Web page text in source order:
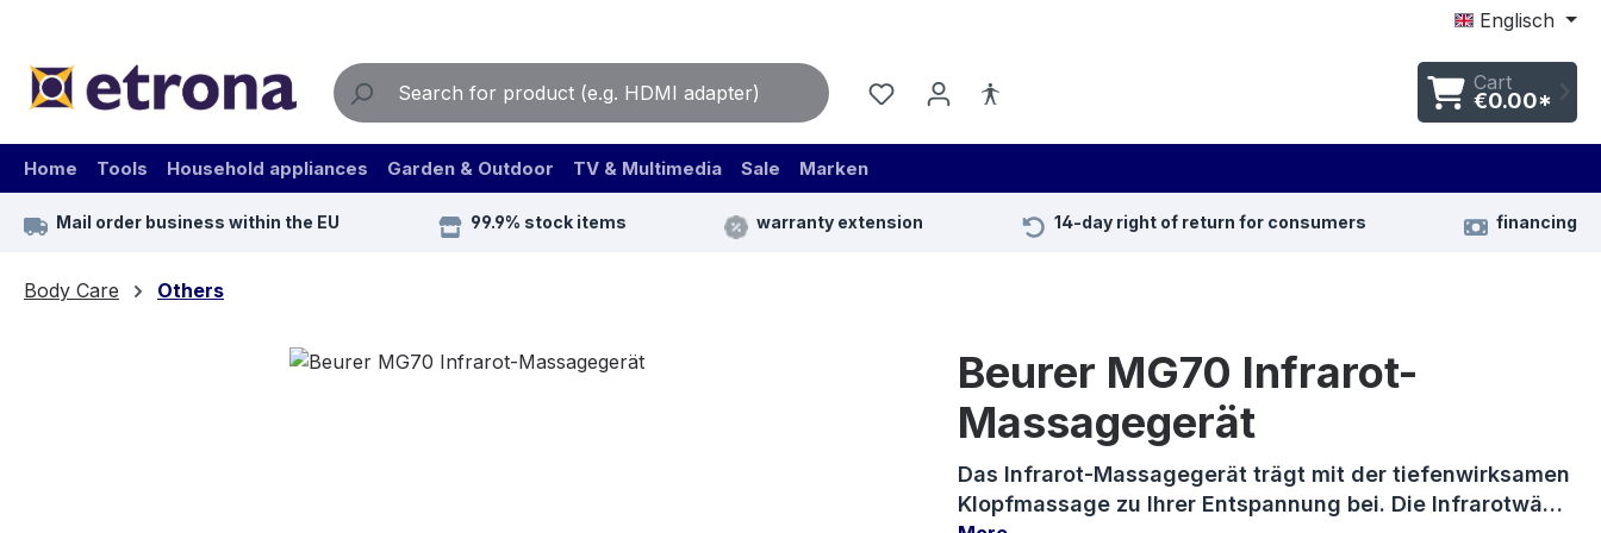
Englisch
Cart
€0.00*
Home Tools Household appliances Garden & Outdoor TV & Multimedia Sale Marken
Mail order business within the EU 99.9% stock items warranty extension 14-day right of return for consumers financing
Body Care Others
Beurer MG70 Infrarot-
Massagegerät
Das Infrarot-Massagegerät trägt mit der tiefenwirksamen
Klopfmassage zu Ihrer Entspannung bei. Die Infrarotwä…